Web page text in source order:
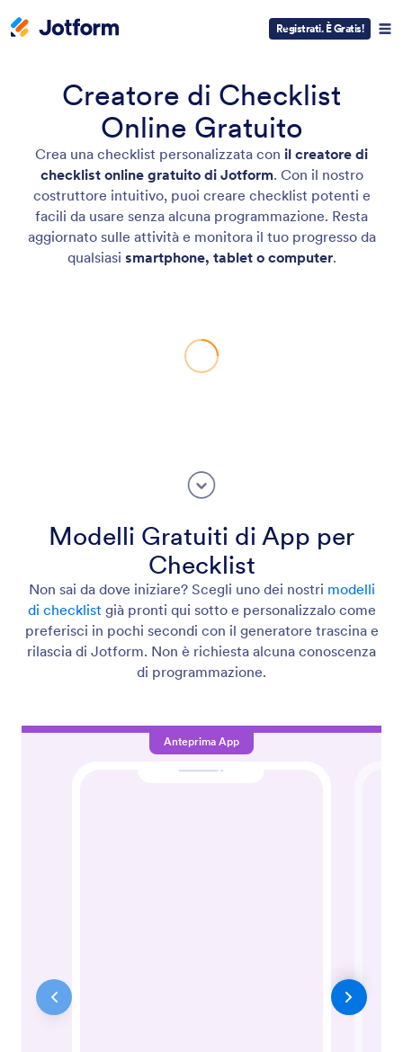
Registrati. È Gratis!
Creatore di Checklist
Online Gratuito
Crea una checklist personalizzata con il creatore di
checklist online gratuito di Jotform. Con il nostro
costruttore intuitivo, puoi creare checklist potenti e
facili da usare senza alcuna programmazione. Resta
aggiornato sulle attività e monitora il tuo progresso da
qualsiasi smartphone, tablet o computer.
Modelli Gratuiti di App per
Checklist
Non sai da dove iniziare? Scegli uno dei nostri modelli
di checklist già pronti qui sotto e personalizzalo come
preferisci in pochi secondi con il generatore trascina e
rilascia di Jotform. Non è richiesta alcuna conoscenza
di programmazione.